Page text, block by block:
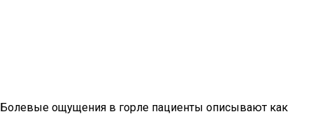
Болевые ощущения в горле пациенты описывают как